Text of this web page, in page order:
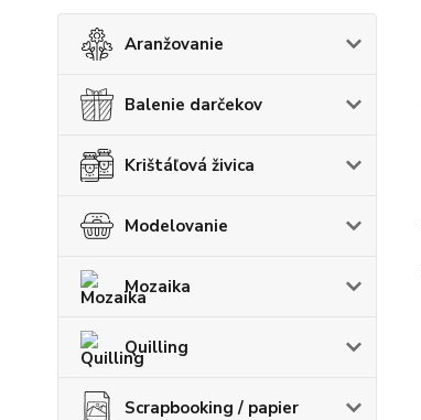
Aranžovanie
Balenie darčekov
Krištáľová živica
Modelovanie
Mozaika
Quilling
Scrapbooking / papier